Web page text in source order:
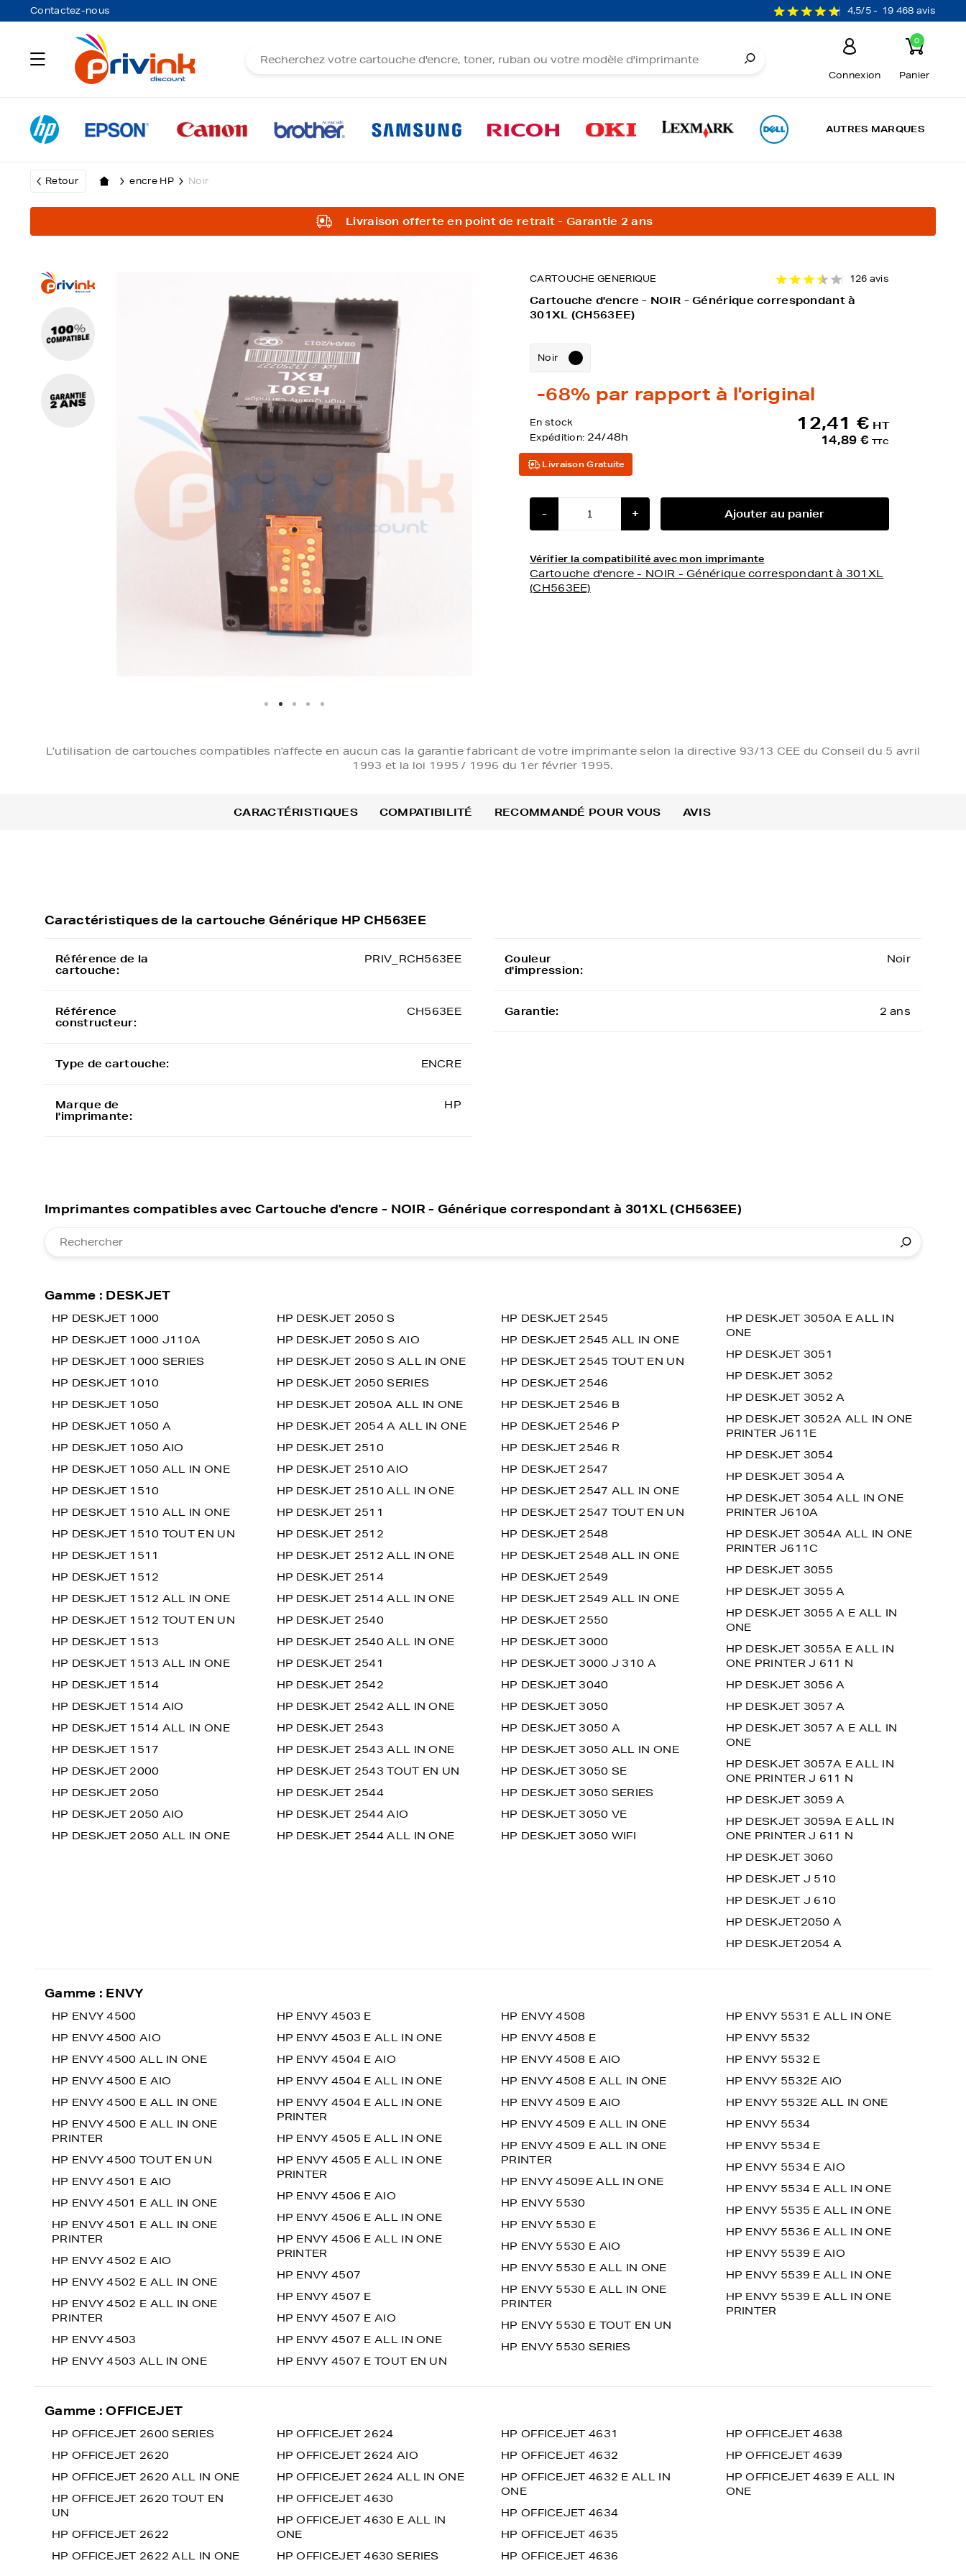
Contactez-nous 4,5/5 - 19 468 avis
Connexion
0
Panier
AUTRES MARQUES
Retour encre HP Noir
Livraison offerte en point de retrait - Garantie 2 ans
CARTOUCHE GENERIQUE 126 avis
Cartouche d'encre - NOIR - Générique correspondant à
301XL (CH563EE)
Noir
-68% par rapport à l'original
En stock
Expédition: 24/48h
12,41 € HT
14,89 € TTC
Livraison Gratuite
- + Ajouter au panier
Vérifier la compatibilité avec mon imprimante
Cartouche d'encre - NOIR - Générique correspondant à 301XL
(CH563EE)
L’utilisation de cartouches compatibles n’affecte en aucun cas la garantie fabricant de votre imprimante selon la directive 93/13 CEE du Conseil du 5 avril
1993 et la loi 1995 / 1996 du 1er février 1995.
CARACTÉRISTIQUES COMPATIBILITÉ RECOMMANDÉ POUR VOUS AVIS
Caractéristiques de la cartouche Générique HP CH563EE
Référence de la
cartouche:
PRIV_RCH563EE
Référence
constructeur:
CH563EE
Type de cartouche: ENCRE
Marque de
l'imprimante:
HP
Couleur
d'impression:
Noir
Garantie: 2 ans
Imprimantes compatibles avec Cartouche d'encre - NOIR - Générique correspondant à 301XL (CH563EE)
Gamme : DESKJET
HP DESKJET 1000
HP DESKJET 1000 J110A
HP DESKJET 1000 SERIES
HP DESKJET 1010
HP DESKJET 1050
HP DESKJET 1050 A
HP DESKJET 1050 AIO
HP DESKJET 1050 ALL IN ONE
HP DESKJET 1510
HP DESKJET 1510 ALL IN ONE
HP DESKJET 1510 TOUT EN UN
HP DESKJET 1511
HP DESKJET 1512
HP DESKJET 1512 ALL IN ONE
HP DESKJET 1512 TOUT EN UN
HP DESKJET 1513
HP DESKJET 1513 ALL IN ONE
HP DESKJET 1514
HP DESKJET 1514 AIO
HP DESKJET 1514 ALL IN ONE
HP DESKJET 1517
HP DESKJET 2000
HP DESKJET 2050
HP DESKJET 2050 AIO
HP DESKJET 2050 ALL IN ONE
HP DESKJET 2050 S
HP DESKJET 2050 S AIO
HP DESKJET 2050 S ALL IN ONE
HP DESKJET 2050 SERIES
HP DESKJET 2050A ALL IN ONE
HP DESKJET 2054 A ALL IN ONE
HP DESKJET 2510
HP DESKJET 2510 AIO
HP DESKJET 2510 ALL IN ONE
HP DESKJET 2511
HP DESKJET 2512
HP DESKJET 2512 ALL IN ONE
HP DESKJET 2514
HP DESKJET 2514 ALL IN ONE
HP DESKJET 2540
HP DESKJET 2540 ALL IN ONE
HP DESKJET 2541
HP DESKJET 2542
HP DESKJET 2542 ALL IN ONE
HP DESKJET 2543
HP DESKJET 2543 ALL IN ONE
HP DESKJET 2543 TOUT EN UN
HP DESKJET 2544
HP DESKJET 2544 AIO
HP DESKJET 2544 ALL IN ONE
HP DESKJET 2545
HP DESKJET 2545 ALL IN ONE
HP DESKJET 2545 TOUT EN UN
HP DESKJET 2546
HP DESKJET 2546 B
HP DESKJET 2546 P
HP DESKJET 2546 R
HP DESKJET 2547
HP DESKJET 2547 ALL IN ONE
HP DESKJET 2547 TOUT EN UN
HP DESKJET 2548
HP DESKJET 2548 ALL IN ONE
HP DESKJET 2549
HP DESKJET 2549 ALL IN ONE
HP DESKJET 2550
HP DESKJET 3000
HP DESKJET 3000 J 310 A
HP DESKJET 3040
HP DESKJET 3050
HP DESKJET 3050 A
HP DESKJET 3050 ALL IN ONE
HP DESKJET 3050 SE
HP DESKJET 3050 SERIES
HP DESKJET 3050 VE
HP DESKJET 3050 WIFI
HP DESKJET 3050A E ALL IN
ONE
HP DESKJET 3051
HP DESKJET 3052
HP DESKJET 3052 A
HP DESKJET 3052A ALL IN ONE
PRINTER J611E
HP DESKJET 3054
HP DESKJET 3054 A
HP DESKJET 3054 ALL IN ONE
PRINTER J610A
HP DESKJET 3054A ALL IN ONE
PRINTER J611C
HP DESKJET 3055
HP DESKJET 3055 A
HP DESKJET 3055 A E ALL IN
ONE
HP DESKJET 3055A E ALL IN
ONE PRINTER J 611 N
HP DESKJET 3056 A
HP DESKJET 3057 A
HP DESKJET 3057 A E ALL IN
ONE
HP DESKJET 3057A E ALL IN
ONE PRINTER J 611 N
HP DESKJET 3059 A
HP DESKJET 3059A E ALL IN
ONE PRINTER J 611 N
HP DESKJET 3060
HP DESKJET J 510
HP DESKJET J 610
HP DESKJET2050 A
HP DESKJET2054 A
Gamme : ENVY
HP ENVY 4500
HP ENVY 4500 AIO
HP ENVY 4500 ALL IN ONE
HP ENVY 4500 E AIO
HP ENVY 4500 E ALL IN ONE
HP ENVY 4500 E ALL IN ONE
PRINTER
HP ENVY 4500 TOUT EN UN
HP ENVY 4501 E AIO
HP ENVY 4501 E ALL IN ONE
HP ENVY 4501 E ALL IN ONE
PRINTER
HP ENVY 4502 E AIO
HP ENVY 4502 E ALL IN ONE
HP ENVY 4502 E ALL IN ONE
PRINTER
HP ENVY 4503
HP ENVY 4503 ALL IN ONE
HP ENVY 4503 E
HP ENVY 4503 E ALL IN ONE
HP ENVY 4504 E AIO
HP ENVY 4504 E ALL IN ONE
HP ENVY 4504 E ALL IN ONE
PRINTER
HP ENVY 4505 E ALL IN ONE
HP ENVY 4505 E ALL IN ONE
PRINTER
HP ENVY 4506 E AIO
HP ENVY 4506 E ALL IN ONE
HP ENVY 4506 E ALL IN ONE
PRINTER
HP ENVY 4507
HP ENVY 4507 E
HP ENVY 4507 E AIO
HP ENVY 4507 E ALL IN ONE
HP ENVY 4507 E TOUT EN UN
HP ENVY 4508
HP ENVY 4508 E
HP ENVY 4508 E AIO
HP ENVY 4508 E ALL IN ONE
HP ENVY 4509 E AIO
HP ENVY 4509 E ALL IN ONE
HP ENVY 4509 E ALL IN ONE
PRINTER
HP ENVY 4509E ALL IN ONE
HP ENVY 5530
HP ENVY 5530 E
HP ENVY 5530 E AIO
HP ENVY 5530 E ALL IN ONE
HP ENVY 5530 E ALL IN ONE
PRINTER
HP ENVY 5530 E TOUT EN UN
HP ENVY 5530 SERIES
HP ENVY 5531 E ALL IN ONE
HP ENVY 5532
HP ENVY 5532 E
HP ENVY 5532E AIO
HP ENVY 5532E ALL IN ONE
HP ENVY 5534
HP ENVY 5534 E
HP ENVY 5534 E AIO
HP ENVY 5534 E ALL IN ONE
HP ENVY 5535 E ALL IN ONE
HP ENVY 5536 E ALL IN ONE
HP ENVY 5539 E AIO
HP ENVY 5539 E ALL IN ONE
HP ENVY 5539 E ALL IN ONE
PRINTER
Gamme : OFFICEJET
HP OFFICEJET 2600 SERIES
HP OFFICEJET 2620
HP OFFICEJET 2620 ALL IN ONE
HP OFFICEJET 2620 TOUT EN
UN
HP OFFICEJET 2622
HP OFFICEJET 2622 ALL IN ONE
HP OFFICEJET 2624
HP OFFICEJET 2624 AIO
HP OFFICEJET 2624 ALL IN ONE
HP OFFICEJET 4630
HP OFFICEJET 4630 E ALL IN
ONE
HP OFFICEJET 4630 SERIES
HP OFFICEJET 4631
HP OFFICEJET 4632
HP OFFICEJET 4632 E ALL IN
ONE
HP OFFICEJET 4634
HP OFFICEJET 4635
HP OFFICEJET 4636
HP OFFICEJET 4638
HP OFFICEJET 4639
HP OFFICEJET 4639 E ALL IN
ONE